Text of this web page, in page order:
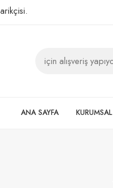
ANA SAYFA KURUMSAL